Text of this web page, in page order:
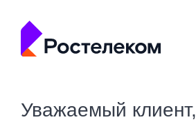
Уважаемый клиент,